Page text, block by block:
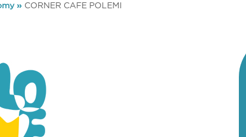
» CORNER CAFE POLEMI